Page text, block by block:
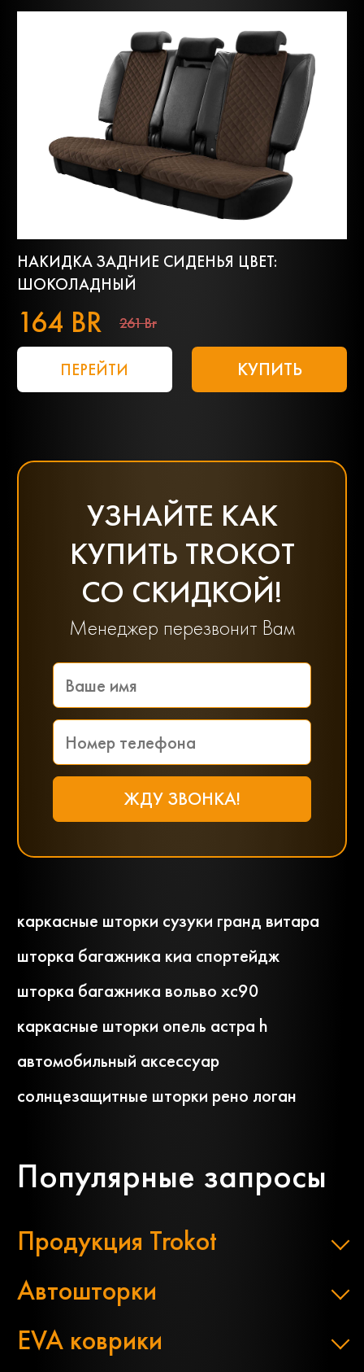
НАКИДКА ЗАДНИЕ СИДЕНЬЯ ЦВЕТ:
ШОКОЛАДНЫЙ
164 BR 261 Br
ПЕРЕЙТИ КУПИТЬ
Популярные запросы
Продукция Trokot
Автошторки
EVA коврики
УЗНАЙТЕ КАК
КУПИТЬ TROKOT
СО СКИДКОЙ!
Менеджер перезвонит Вам
каркасные шторки сузуки гранд витара
шторка багажника киа спортейдж
шторка багажника вольво хс90
каркасные шторки опель астра h
автомобильный аксессуар
солнцезащитные шторки рено логан